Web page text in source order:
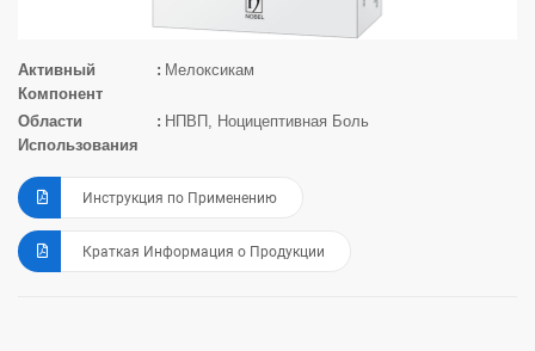
Активный
Компонент
Мелоксикам
Области
Использования
НПВП, Ноцицептивная Боль
Инструкция по Применению
Краткая Информация о Продукции